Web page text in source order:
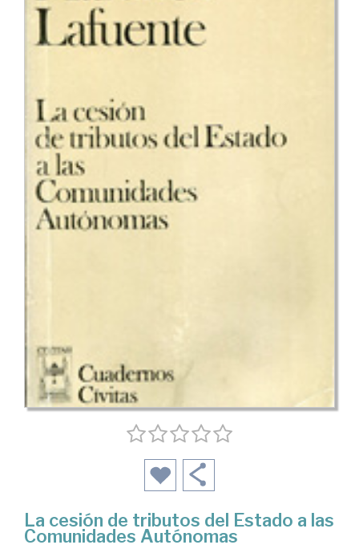
La cesión de tributos del Estado a las
Comunidades Autónomas